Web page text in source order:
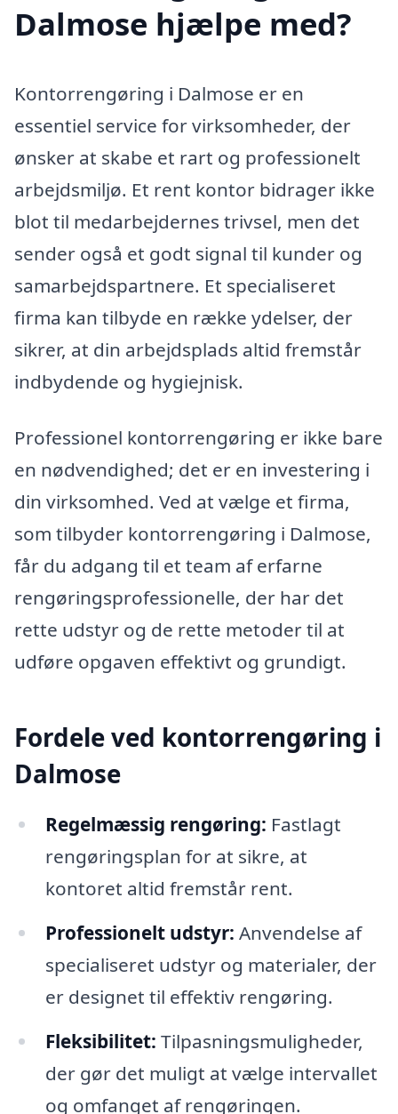
Dalmose hjælpe med?
Kontorrengøring i Dalmose er en
essentiel service for virksomheder, der
ønsker at skabe et rart og professionelt
arbejdsmiljø. Et rent kontor bidrager ikke
blot til medarbejdernes trivsel, men det
sender også et godt signal til kunder og
samarbejdspartnere. Et specialiseret
firma kan tilbyde en række ydelser, der
sikrer, at din arbejdsplads altid fremstår
indbydende og hygiejnisk.
Professionel kontorrengøring er ikke bare
en nødvendighed; det er en investering i
din virksomhed. Ved at vælge et firma,
som tilbyder kontorrengøring i Dalmose,
får du adgang til et team af erfarne
rengøringsprofessionelle, der har det
rette udstyr og de rette metoder til at
udføre opgaven effektivt og grundigt.
Fordele ved kontorrengøring i
Dalmose
Regelmæssig rengøring: Fastlagt
rengøringsplan for at sikre, at
kontoret altid fremstår rent.
Professionelt udstyr: Anvendelse af
specialiseret udstyr og materialer, der
er designet til effektiv rengøring.
Fleksibilitet: Tilpasningsmuligheder,
der gør det muligt at vælge intervallet
og omfanget af rengøringen.